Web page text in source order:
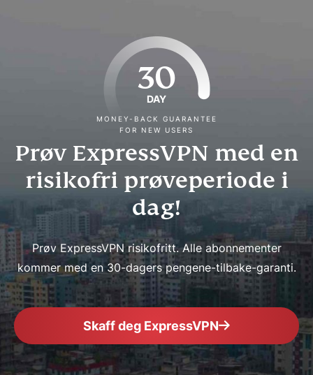
30
DAY
MONEY-BACK GUARANTEE
FOR NEW USERS
Prøv ExpressVPN med en
risikofri prøveperiode i
dag!
Prøv ExpressVPN risikofritt. Alle abonnementer
kommer med en 30-dagers pengene-tilbake-garanti.
Skaff deg ExpressVPN